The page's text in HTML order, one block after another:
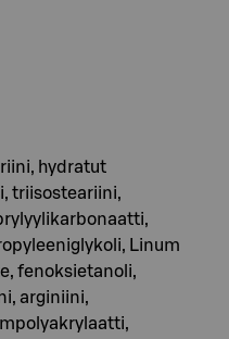
hydratut
triisosteariini,
Linum
fenoksietanoli,
arginiini,